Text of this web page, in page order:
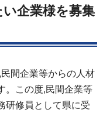
企業様を募集
間企業等からの人材
。この度,民間企業等
研修員として県に受